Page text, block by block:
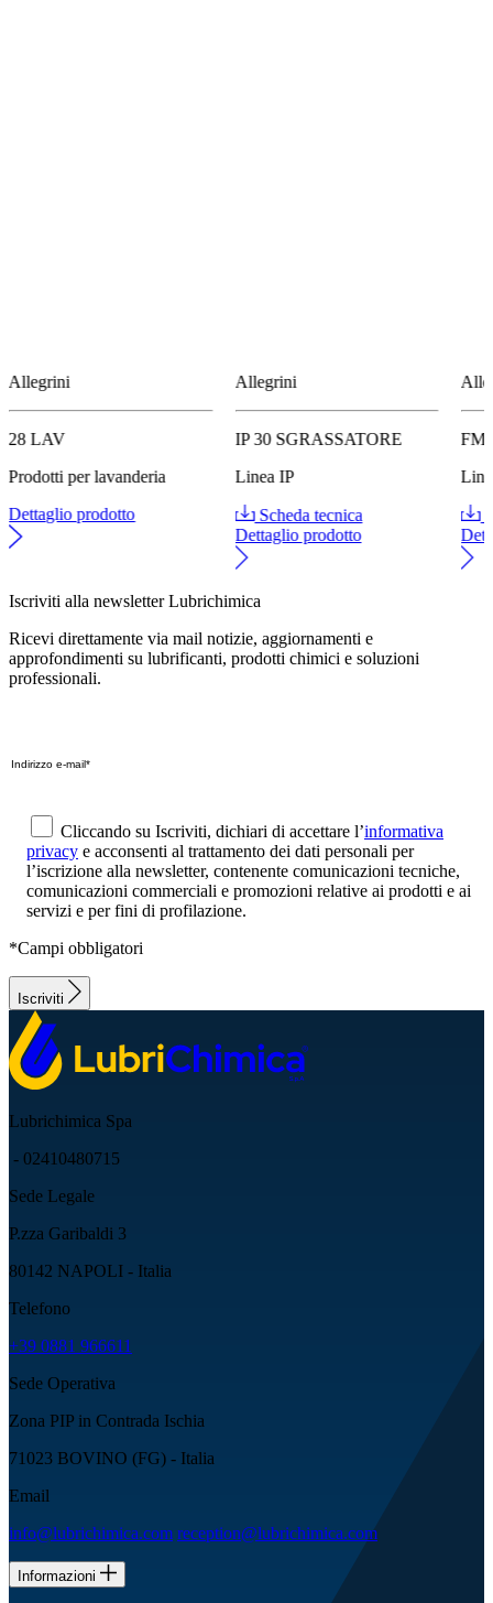
Allegrini
28 LAV
Prodotti per lavanderia
Dettaglio prodotto
Allegrini
IP 30 SGRASSATORE
Linea IP
Scheda tecnica
Dettaglio prodotto
FM
Iscriviti alla newsletter Lubrichimica
Ricevi direttamente via mail notizie, aggiornamenti e
approfondimenti su lubrificanti, prodotti chimici e soluzioni
professionali.
Cliccando su Iscriviti, dichiari di accettare l’informativa
privacy e acconsenti al trattamento dei dati personali per
l’iscrizione alla newsletter, contenente comunicazioni tecniche,
comunicazioni commerciali e promozioni relative ai prodotti e ai
servizi e per fini di profilazione.
*Campi obbligatori
Iscriviti
Lubrichimica Spa
- 02410480715
Sede Legale
P.zza Garibaldi 3
80142 NAPOLI - Italia
Telefono
+39 0881 966611
Sede Operativa
Zona PIP in Contrada Ischia
71023 BOVINO (FG) - Italia
Email
info@lubrichimica.com reception@lubrichimica.com
Informazioni